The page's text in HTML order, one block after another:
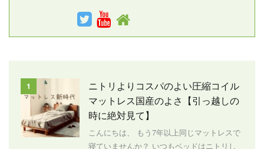
1
ニトリよりコスパのよい圧縮コイル
マットレス国産のよさ【引っ越しの
時に絶対見て】
こんにちは、 もう7年以上同じマットレスで
寝ていませんか？ いつもベッドはニトリし